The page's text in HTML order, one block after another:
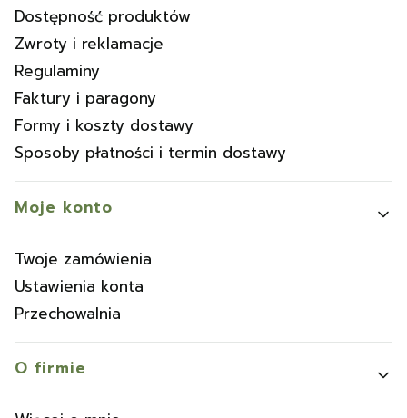
Dostępność produktów
Zwroty i reklamacje
Regulaminy
Faktury i paragony
Formy i koszty dostawy
Sposoby płatności i termin dostawy
Moje konto
Twoje zamówienia
Ustawienia konta
Przechowalnia
O firmie